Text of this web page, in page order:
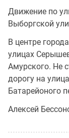
Движение по
Выборгской
В центре
улицах
Амурского. Не
дорогу на
Батарейоного
Алексей